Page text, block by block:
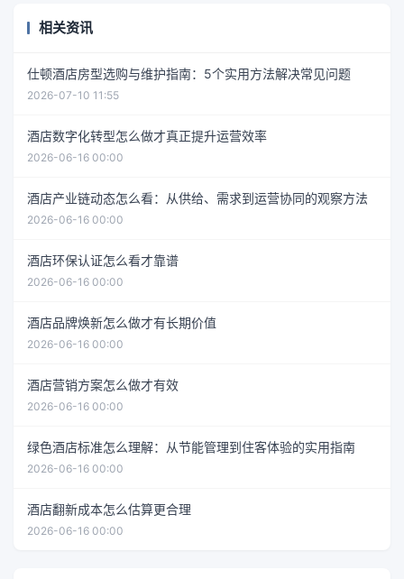
相关资讯
仕顿酒店房型选购与维护指南：5个实用方法解决常见问题
2026-07-10 11:55
酒店数字化转型怎么做才真正提升运营效率
2026-06-16 00:00
酒店产业链动态怎么看：从供给、需求到运营协同的观察方法
2026-06-16 00:00
酒店环保认证怎么看才靠谱
2026-06-16 00:00
酒店品牌焕新怎么做才有长期价值
2026-06-16 00:00
酒店营销方案怎么做才有效
2026-06-16 00:00
绿色酒店标准怎么理解：从节能管理到住客体验的实用指南
2026-06-16 00:00
酒店翻新成本怎么估算更合理
2026-06-16 00:00